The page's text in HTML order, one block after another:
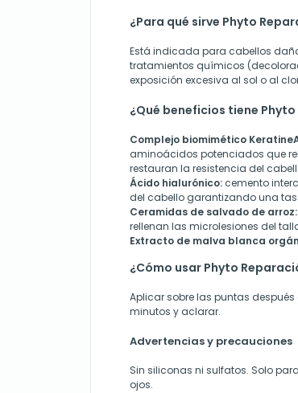
¿Para qué sirve Phyto
Está indicada para cabellos
tratamientos químicos
exposición excesiva al sol o al
¿Qué beneficios tiene
Complejo biomimético
aminoácidos potenciados que
restauran la resistencia del
Ácido hialurónico: cemento
del cabello garantizando una
Ceramidas de salvado de arroz:
rellenan las microlesiones del
Extracto de malva blanca
¿Cómo usar Phyto
Aplicar sobre las puntas
minutos y aclarar.
Advertencias y precauciones
Sin siliconas ni sulfatos. Solo
ojos.